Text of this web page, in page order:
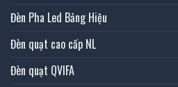
Đèn Pha Led Bảng Hiệu
Đèn quạt cao cấp NL
Đèn quạt QVIFA